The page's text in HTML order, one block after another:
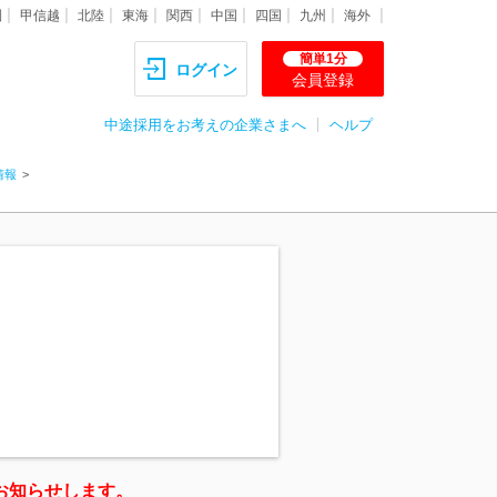
甲信越 北陸 東海 関西 中国 四国 九州 海外
ログイン
簡単1分
会員登録
中途採用をお考えの企業さまへ ヘルプ
報
らせします。